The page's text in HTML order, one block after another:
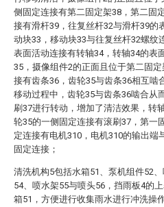
侧固定连接有第二固定架38，第二固
接有滑杆39，往复丝杆32与滑杆39的
动块33，移动块33与往复丝杆32螺纹
表面活动连接有转轴34，转轴34的表
35，摄像组件2的正面且位于第二固
接有齿条36，齿轮35与齿条36相互啮
移动过程中，齿轮35与齿条36啮合从
刷37进行转动，增加了清洁效果，转
轮35的一侧固定连接有滚刷37，第一
定连接有电机310，电机310的输出端
固定连接；
清洗机构5包括水箱51、泵机组件52
54、喷水架55与喷头56，挡雨板4的
箱51，方便进行收集雨水进行冲洗操